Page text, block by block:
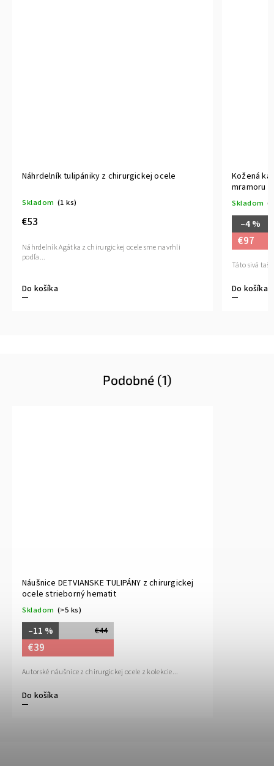
Náhrdelník tulipániky z chirurgickej ocele
Skladom (1 ks)
€53
Do košíka
Náhrdelník Agátka z chirurgickej ocele sme navrhli
podľa...
Kožená
mramoru
Skladom
–4 %
€97
Do košíka
Táto sivá
Podobné (1)
Náušnice DETVIANSKE TULIPÁNY z chirurgickej
ocele strieborný hematit
Skladom (>5 ks)
€44
–11 %
€39
Do košíka
Autorské náušnice z chirurgickej ocele z kolekcie...